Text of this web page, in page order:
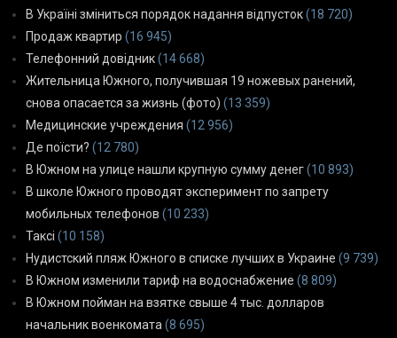
В Україні зміниться порядок надання відпусток(18 720)
Продаж квартир (16 945)
Телефонний довідник(14 668)
Жительница Южного, получившая 19 ножевых ранений,
снова опасается за жизнь (фото) (13 359)
Медицинские учреждения (12 956)
Де поїсти? (12 780)
В Южном на улице нашли крупную сумму денег(10 893)
В школе Южного проводят эксперимент по запрету
мобильных телефонов (10 233)
Таксі (10 158)
Нудистский пляж Южного в списке лучших в Украине (9 739)
В Южном изменили тариф на водоснабжение (8 809)
В Южном пойман на взятке свыше 4 тыс. долларов
начальник военкомата (8 695)